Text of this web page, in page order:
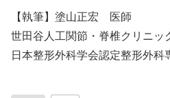
【執筆】塗山正宏 医師
世田谷人工関節・脊椎クリニッ
日本整形外科学会認定整形外科